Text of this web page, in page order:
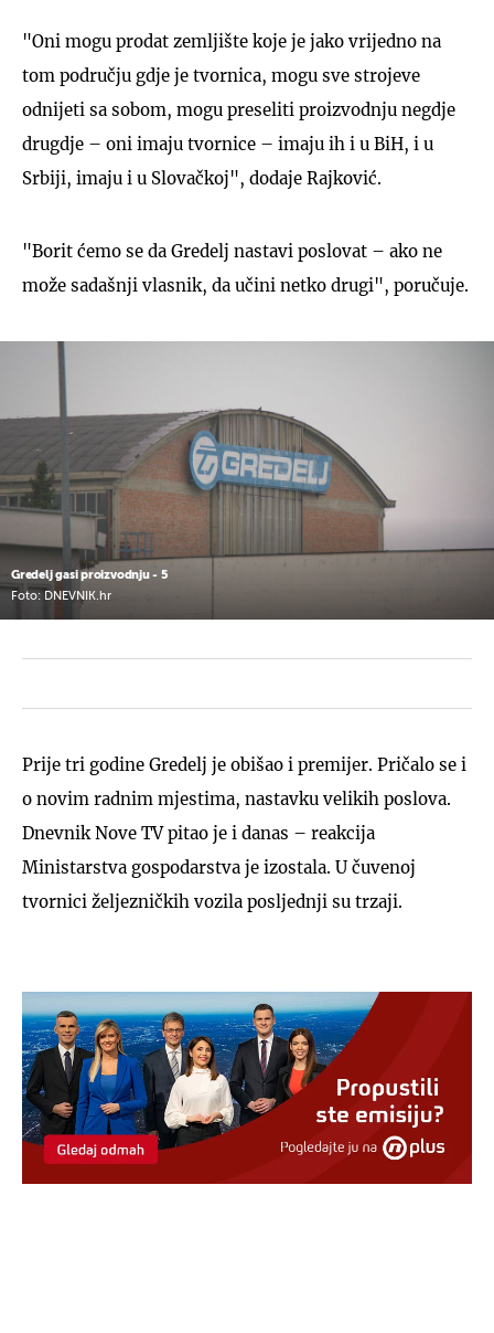
"Oni mogu prodat zemljište koje je jako vrijedno na
tom području gdje je tvornica, mogu sve strojeve
odnijeti sa sobom, mogu preseliti proizvodnju negdje
drugdje – oni imaju tvornice – imaju ih i u BiH, i u
Srbiji, imaju i u Slovačkoj", dodaje Rajković.
"Borit ćemo se da Gredelj nastavi poslovat – ako ne
može sadašnji vlasnik, da učini netko drugi", poručuje.
Gredelj gasi proizvodnju - 5
Foto: DNEVNIK.hr
Prije tri godine Gredelj je obišao i premijer. Pričalo se i
o novim radnim mjestima, nastavku velikih poslova.
Dnevnik Nove TV pitao je i danas – reakcija
Ministarstva gospodarstva je izostala. U čuvenoj
tvornici željezničkih vozila posljednji su trzaji.